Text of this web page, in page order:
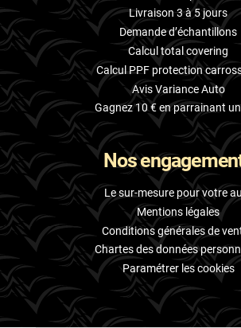
Livraison 3 à 5 jours
Demande d’échantillons
Calcul total covering
Calcul PPF protection
Avis Variance Auto
Gagnez 10 € en parrainant
Nos
Le sur-mesure pour votre
Mentions légales
Conditions générales de
Chartes des données
Paramétrer les cookies